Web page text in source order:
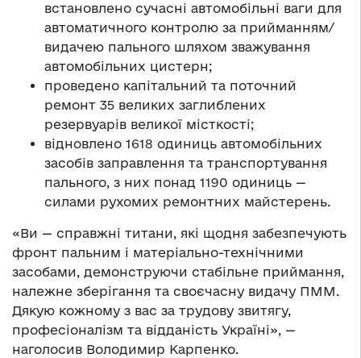
встановлено сучасні автомобільні ваги для
автоматичного контролю за прийманням/
видачею пального шляхом зважування
автомобільних цистерн;
проведено капітальний та поточний
ремонт 35 великих заглиблених
резервуарів великої місткості;
відновлено 1618 одиниць автомобільних
засобів заправлення та транспортування
пального, з них понад 1190 одиниць —
силами рухомих ремонтних майстерень.
«Ви — справжні титани, які щодня забезпечують
фронт пальним і матеріально-технічними
засобами, демонструючи стабільне приймання,
належне зберігання та своєчасну видачу ПММ.
Дякую кожному з вас за трудову звитягу,
професіоналізм та відданість Україні», —
наголосив Володимир Карпенко.